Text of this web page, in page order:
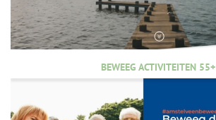
BEWEEG ACTIVITEITEN 55+